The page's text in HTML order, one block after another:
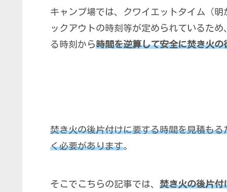
キャンプ場では、クワイエットタイム（
ックアウトの時刻等が定められているた
る時刻から時間を逆算して安全に焚き火
焚き火の後片付けに要する時間を見積も
く必要があります。
そこでこちらの記事では、 焚き火の後片付